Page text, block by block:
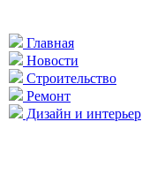
Главная
Новости
Строительство
Ремонт
Дизайн и интерьер